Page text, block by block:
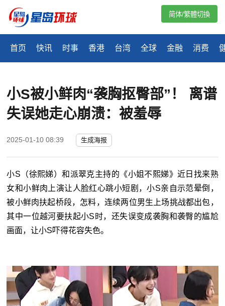
首页 快讯 时事 香港 台湾 全球 金融 消费
简体/繁體切換
小S被小鲜肉“袭胸抠臀部”！ 离谱
失误她走心崩溃：被羞辱
2025-01-10 08:39 生成海报
小S（徐熙娣）和派翠克主持的《小姐不熙娣》近日找来熟
女和小鲜肉上演让人脸红心跳小短剧，小S亲自示范晕倒，
被小鲜肉扶起桥段，怎料，连续两位男生上场挑战都出包，
其中一位越河要扶起小S时，还失误变成袭胸和袭臀的尴尬
画面，让小S吓得花容失色。